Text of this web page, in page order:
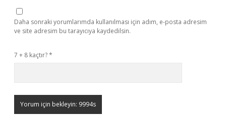
Daha sonraki yorumlarımda kullanılması için adım, e-posta adresim
ve site adresim bu tarayıcıya kaydedilsin.
7 + 8 kaçtır?*